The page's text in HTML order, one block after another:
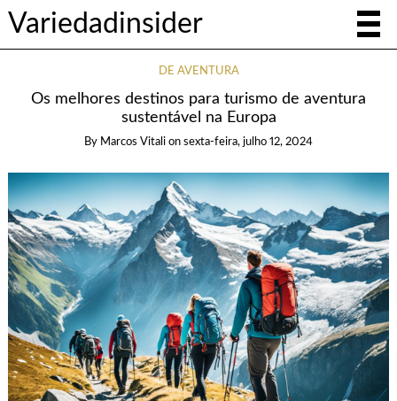
Variedadinsider
DE AVENTURA
Os melhores destinos para turismo de aventura
sustentável na Europa
By Marcos Vitali on sexta-feira, julho 12, 2024